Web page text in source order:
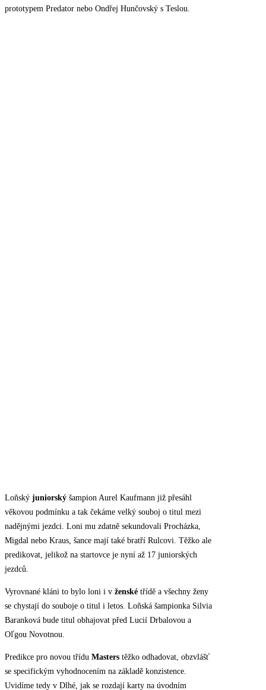
prototypem Predator nebo Ondřej Hunčovský s Teslou.
Loňský juniorský šampion Aurel Kaufmann již přesáhl
věkovou podmínku a tak čekáme velký souboj o titul mezi
nadějnými jezdci. Loni mu zdatně sekundovali Procházka,
Migdal nebo Kraus, šance mají také bratří Rulcovi. Těžko ale
predikovat, jelikož na startovce je nyní až 17 juniorských
jezdců.
Vyrovnané kláni to bylo loni i v ženské třídě a všechny ženy
se chystají do souboje o titul i letos. Loňská šampionka Silvia
Baranková bude titul obhajovat před Lucií Drbalovou a
Oľgou Novotnou.
Predikce pro novou třídu Masters těžko odhadovat, obzvlášť
se specifickým vyhodnocením na základě konzistence.
Uvidíme tedy v Dlhé, jak se rozdají karty na úvodním